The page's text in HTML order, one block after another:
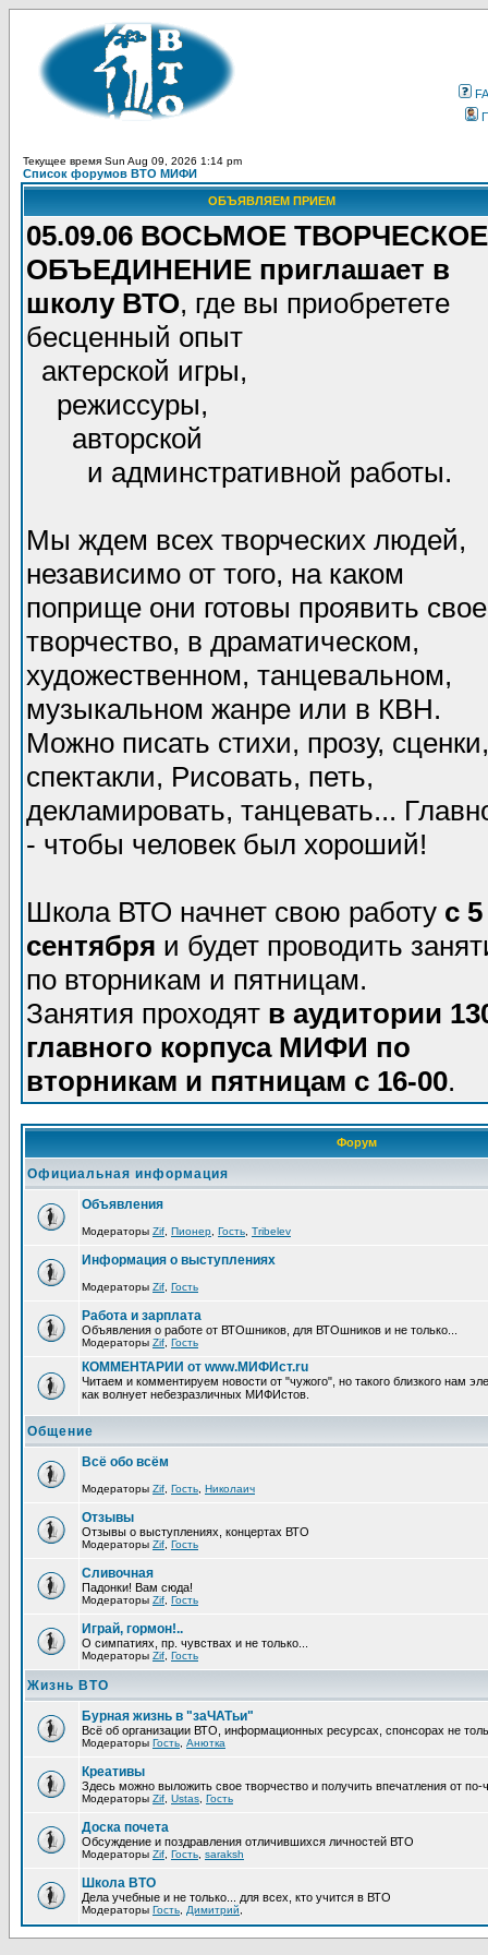
Текущее время Sun Aug 09, 2026 1:14 pm
Список форумов ВТО МИФИ
ОБЪЯВЛЯЕМ ПРИЕМ
05.09.06 ВОСЬМОЕ ТВОРЧЕСКОЕ
ОБЪЕДИНЕНИЕ приглашает в
школу ВТО, где вы приобретете
бесценный опыт
актерской игры,
режиссуры,
авторской
и админстративной работы.
Мы ждем всех творческих людей,
независимо от того, на каком
поприще они готовы проявить свое
творчество, в драматическом,
художественном, танцевальном,
музыкальном жанре или в КВН.
Можно писать стихи, прозу, сценки,
спектакли, Рисовать, петь,
декламировать, танцевать...
- чтобы человек был хороший!
Школа ВТО начнет свою работу с 5
сентября и будет проводить
по вторникам и пятницам.
Занятия проходят в аудитории
главного корпуса МИФИ по
вторникам и пятницам с 16-00.
Форум
Официальная информация
Объявления
Модераторы Zif Пионер Гость Tribelev
Информация о выступлениях
Модераторы Zif Гость
Работа и зарплата
Объявления о работе от ВТОшников, для ВТОшников и не только...
Модераторы Zif Гость
КОММЕНТАРИИ от www.МИФИст.ru
Читаем и комментируем новости от "чужого", но такого близкого нам
как волнует небезразличных МИФИстов.
Общение
Всё обо всём
Модераторы Zif Гость Николаич
Отзывы
Отзывы о выступлениях, концертах ВТО
Модераторы Zif Гость
Сливочная
Падонки! Вам сюда!
Модераторы Zif Гость
Играй, гормон!..
О симпатиях, пр. чувствах и не только...
Модераторы Zif Гость
Жизнь ВТО
Бурная жизнь в "заЧАТьи"
Всё об организации ВТО, информационных ресурсах, спонсорах не
Модераторы Гость Анютка
Креативы
Здесь можно выложить свое творчество и получить впечатления от по-
Модераторы Zif Ustas Гость
Доска почета
Обсуждение и поздравления отличившихся личностей ВТО
Модераторы Zif Гость saraksh
Школа ВТО
Дела учебные и не только... для всех, кто учится в ВТО
Модераторы Гость Димитрий